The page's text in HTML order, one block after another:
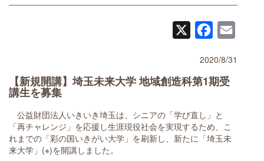
Facebook
2020/8/31
【新規開講】埼玉未来大学 地域創造科第1期受
講生を募集
公益財団法人いきいき埼玉は、シニアの「学び直し」と
「再チャレンジ」を応援し生涯現役社会を実現するため、こ
れまでの「彩の国いきがい大学」を刷新し、新たに「埼玉未
来大学」(※)を開講しました。